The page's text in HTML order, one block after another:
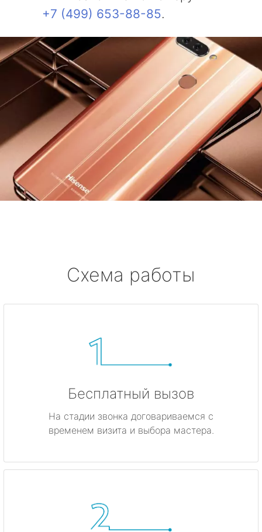
+7 (499) 653-88-85.
Схема работы
Бесплатный вызов
На стадии звонка договариваемся с
временем визита и выбора мастера.